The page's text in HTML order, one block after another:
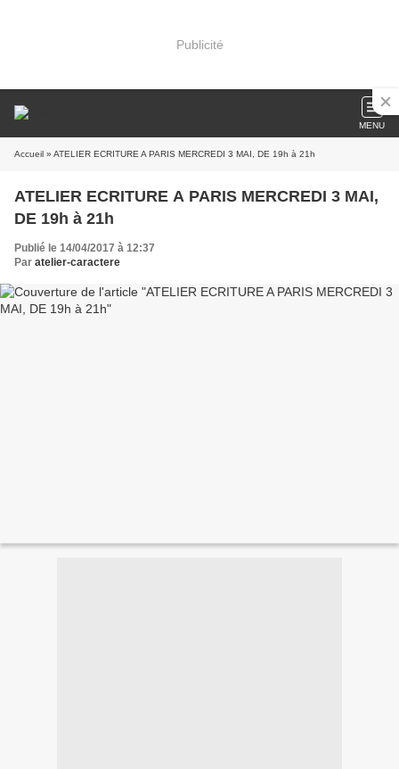
Publicité
MENU
Accueil » ATELIER ECRITURE A PARIS MERCREDI 3 MAI, DE 19h à 21h
ATELIER ECRITURE A PARIS MERCREDI 3 MAI,
DE 19h à 21h
Publié le 14/04/2017 à 12:37
Par atelier-caractere